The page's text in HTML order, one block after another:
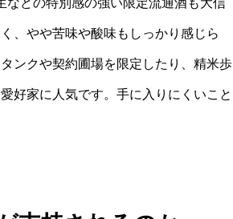
、やや苦味や酸味もしっかり感じら
ンクや契約圃場を限定したり、精米歩
好家に人気です。手に入りにくいこと